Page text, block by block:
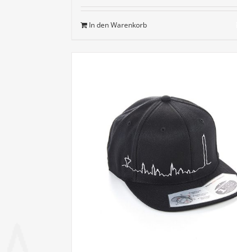
In den Warenkorb